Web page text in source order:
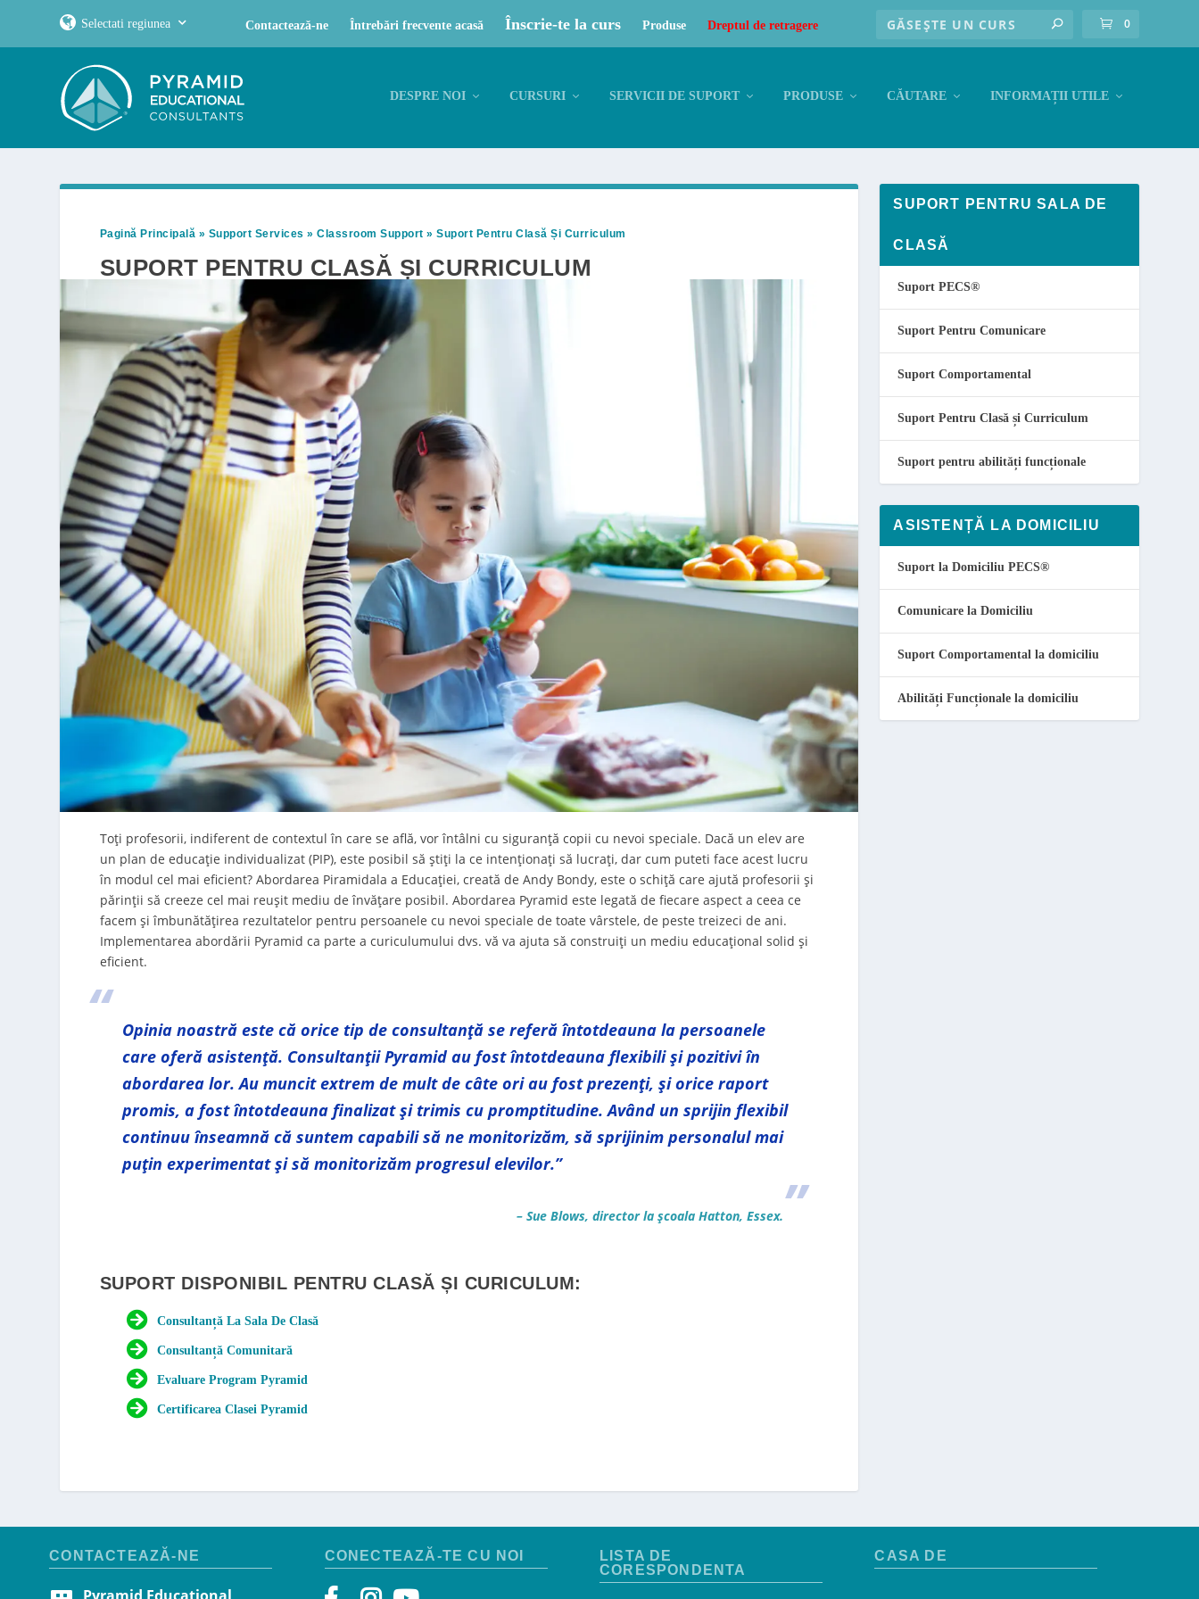
Selectati regiunea Contactează-ne Întrebări frecvente acasă Înscrie-te la curs Produse Dreptul de retragere 0
DESPRE NOI CURSURI SERVICII DE SUPORT PRODUSE CĂUTARE INFORMAȚII UTILE
Pagină Principală » Support Services »Classroom Support »Suport Pentru Clasă Și Curriculum
SUPORT PENTRU CLASĂ ȘI CURRICULUM
Toți profesorii, indiferent de contextul în care se află, vor întâlni cu siguranță copii cu nevoi speciale. Dacă un elev are
un plan de educație individualizat (PIP), este posibil să știți la ce intenționați să lucrați, dar cum puteti face acest lucru
în modul cel mai eficient? Abordarea Piramidala a Educației, creată de Andy Bondy, este o schiță care ajută profesorii și
părinții să creeze cel mai reușit mediu de învățare posibil. Abordarea Pyramid este legată de fiecare aspect a ceea ce
facem și îmbunătățirea rezultatelor pentru persoanele cu nevoi speciale de toate vârstele, de peste treizeci de ani.
Implementarea abordării Pyramid ca parte a curiculumului dvs. vă va ajuta să construiți un mediu educațional solid și
eficient.
Opinia noastră este că orice tip de consultanță se referă întotdeauna la persoanele
care oferă asistență. Consultanții Pyramid au fost întotdeauna flexibili și pozitivi în
abordarea lor. Au muncit extrem de mult de câte ori au fost prezenți, și orice raport
promis, a fost întotdeauna finalizat și trimis cu promptitudine. Având un sprijin flexibil
continuu înseamnă că suntem capabili să ne monitorizăm, să sprijinim personalul mai
puțin experimentat și să monitorizăm progresul elevilor.”
– Sue Blows, director la școala Hatton, Essex.
SUPORT DISPONIBIL PENTRU CLASĂ ȘI CURICULUM:
Consultanță La Sala De Clasă
Consultanță Comunitară
Evaluare Program Pyramid
Certificarea Clasei Pyramid
SUPORT PENTRU SALA DE
CLASĂ
Suport PECS®
Suport Pentru Comunicare
Suport Comportamental
Suport Pentru Clasă și Curriculum
Suport pentru abilități funcționale
ASISTENȚĂ LA DOMICILIU
Suport la Domiciliu PECS®
Comunicare la Domiciliu
Suport Comportamental la domiciliu
Abilități Funcționale la domiciliu
CONTACTEAZĂ-NE CONECTEAZĂ-TE CU NOI
LISTA DE
CORESPONDENTA
CASA DE